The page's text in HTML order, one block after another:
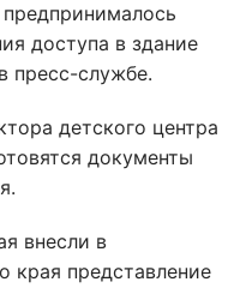
доступа в здание
пресс-службе.
детского центра
документы
внесли в
края представление